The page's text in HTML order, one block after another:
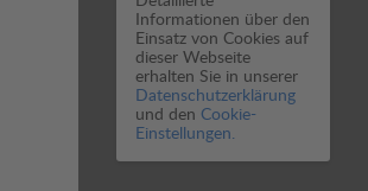
Informationen über den
Einsatz von Cookies auf
dieser Webseite
erhalten Sie in unserer
Datenschutzerklärung
und den Cookie-
Einstellungen.